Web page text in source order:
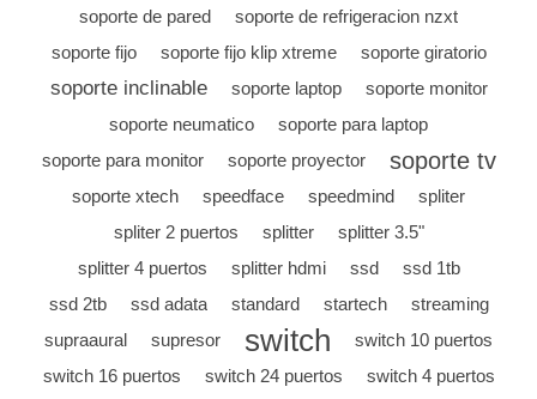
soporte de pared
soporte de refrigeracion nzxt
soporte fijo
soporte fijo klip xtreme soporte giratorio
soporte inclinable soporte laptop
soporte monitor
soporte neumatico
soporte para laptop
soporte para monitor
soporte proyector soporte tv
soporte xtech speedface speedmind
spliter
spliter 2 puertos
splitter
splitter 3.5"
splitter 4 puertos
splitter hdmi ssd
ssd 1tb
ssd 2tb
ssd adata standard startech
streaming
supraaural
supresor switch
switch 10 puertos
switch 16 puertos
switch 24 puertos
switch 4 puertos